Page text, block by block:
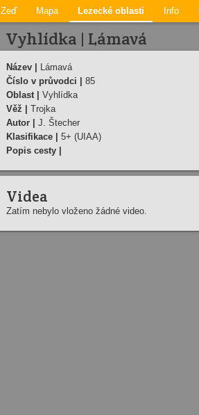
Zeď Mapa Lezecké oblasti Info
Vyhlídka | Lámavá
Název |
Lámavá
Číslo v průvodci |
85
Oblast |
Vyhlídka
Věž |
Trojka
Autor |
J. Štecher
Klasifikace |
5+ (UIAA)
Popis cesty |
Videa
Zatím nebylo vloženo žádné video.